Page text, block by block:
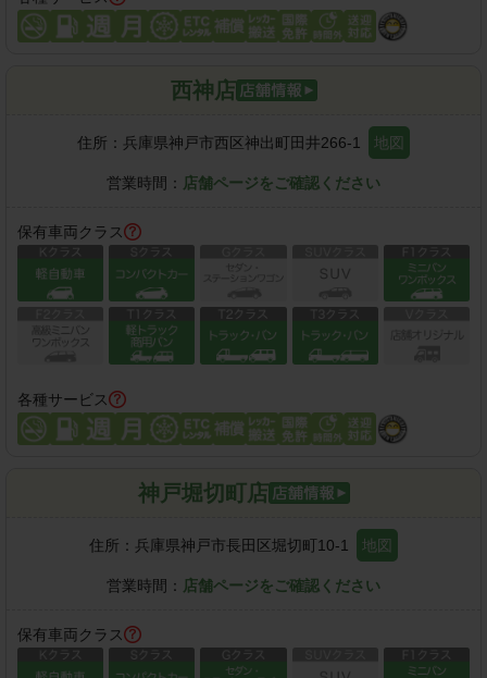
西神店
住所： 兵庫県神戸市西区神出町田井266-1 地図
営業時間： 店舗ページをご確認ください
保有車両クラス
各種サービス
神戸堀切町店
住所： 兵庫県神戸市長田区堀切町10-1 地図
営業時間： 店舗ページをご確認ください
保有車両クラス